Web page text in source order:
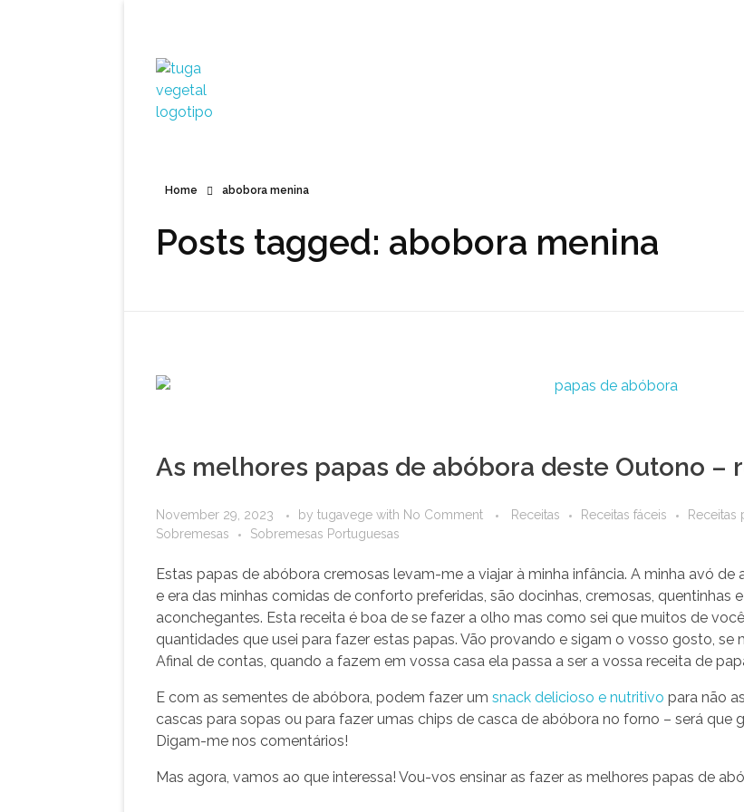
Home abobora menina
Posts tagged: abobora menina
As melhores papas de abóbora deste Outono –
November 29, 2023 by tugavege with No Comment Receitas Receitas fáceis Receitas
Sobremesas
Sobremesas Portuguesas
Estas papas de abóbora cremosas levam-me a viajar à minha infância. A minha avó
e era das minhas comidas de conforto preferidas, são docinhas, cremosas, quentinhas
aconchegantes. Esta receita é boa de se fazer a olho mas como sei que muitos de
quantidades que usei para fazer estas papas. Vão provando e sigam o vosso gosto, se
Afinal de contas, quando a fazem em vossa casa ela passa a ser a vossa receita de
E com as sementes de abóbora, podem fazer um snack delicioso e nutritivo para não
cascas para sopas ou para fazer umas chips de casca de abóbora no forno – será
Digam-me nos comentários!
Mas agora, vamos ao que interessa! Vou-vos ensinar as fazer as melhores papas de